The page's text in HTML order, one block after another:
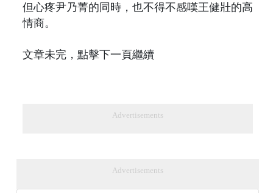
但心疼尹乃菁的同時，也不得不感嘆王健壯的高
情商。
文章未完，點擊下一頁繼續
Advertisements
Advertisements